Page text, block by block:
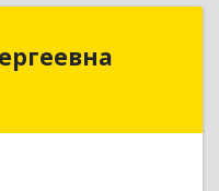
Автономный округ